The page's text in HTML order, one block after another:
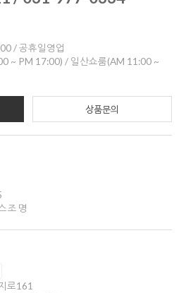
/ 공휴일영업
~ PM 17:00) / 일산쇼룸(AM 11:00 ~
상품문의
조명
로161